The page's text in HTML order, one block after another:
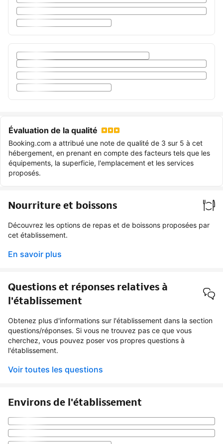
Évaluation de la qualité
Booking.com a attribué une note de qualité de 3 sur 5 à cet
hébergement, en prenant en compte des facteurs tels que les
équipements, la superficie, l'emplacement et les services
proposés.
Nourriture et boissons
Découvrez les options de repas et de boissons proposées par
cet établissement.
En savoir plus
Questions et réponses relatives à
l'établissement
Obtenez plus d'informations sur l'établissement dans la section
questions/réponses. Si vous ne trouvez pas ce que vous
cherchez, vous pouvez poser vos propres questions à
l'établissement.
Voir toutes les questions
Environs de l'établissement